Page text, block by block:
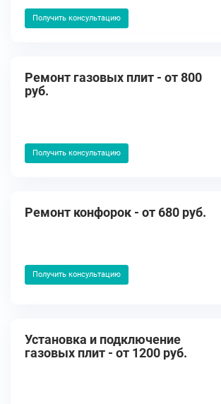
Получить консультацию
Ремонт газовых плит - от 800
руб.
Получить консультацию
Ремонт конфорок - от 680 руб.
Получить консультацию
Установка и подключение
газовых плит - от 1200 руб.